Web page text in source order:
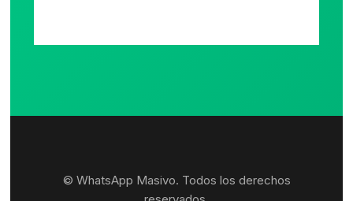
© WhatsApp Masivo. Todos los derechos